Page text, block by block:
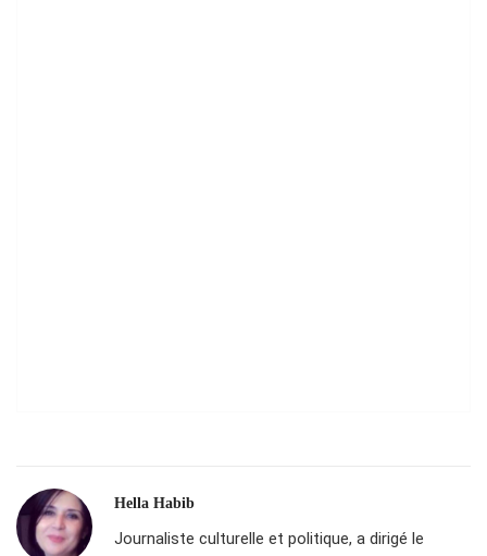
Hella Habib
Journaliste culturelle et politique, a dirigé le